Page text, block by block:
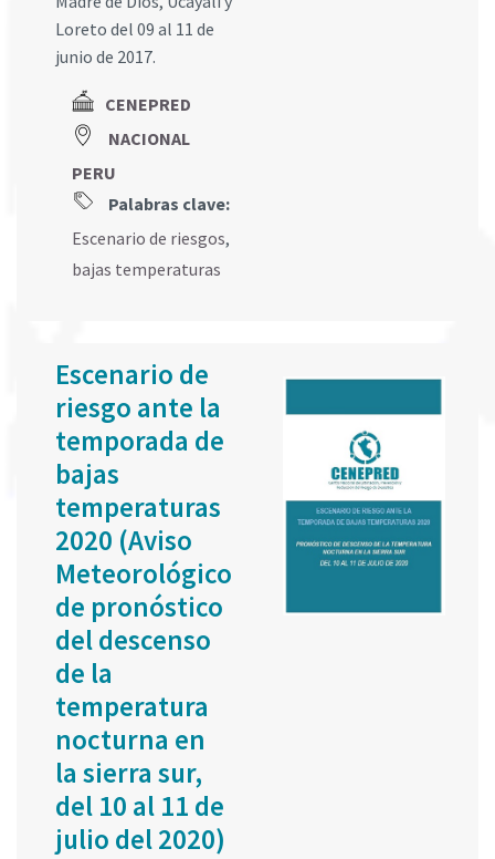
Loreto del 09 al 11 de
junio de 2017.
CENEPRED
NACIONAL
PERU
Palabras clave:
Escenario de riesgos,
bajas temperaturas
Escenario de
riesgo ante la
temporada de
bajas
temperaturas
2020 (Aviso
Meteorológico
de pronóstico
del descenso
de la
temperatura
nocturna en
la sierra sur,
del 10 al 11 de
julio del 2020)